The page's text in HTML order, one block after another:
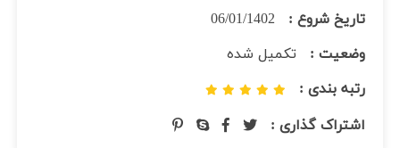
تاریخ شروع :
وضعیت :
تکمیل شده
رتبه بندی :
اشتراک گذاری :